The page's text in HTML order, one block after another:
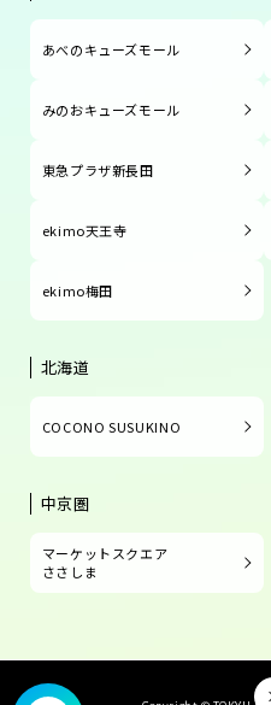
あべのキューズモール
みのおキューズモール
東急プラザ新長田
ekimo天王寺
ekimo梅田
北海道
COCONO SUSUKINO
中京圏
マーケットスクエア
ささしま